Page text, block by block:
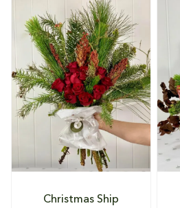
DETALHES
Christmas Ship